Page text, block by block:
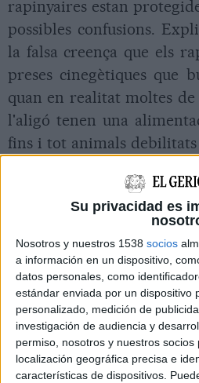
Su privacidad es
Nosotros y nuestros 1538 socios
a información en un dispositivo,
datos personales, como
estándar enviada por un dispositivo
personalizado, medición de
investigación de audiencia y
permiso, nosotros y nuestros
localización geográfica precisa e
características de dispositivos.
rapinyaires estan
possibles confusions.
la falsa creença que els
preses cinegètiques que
quan en realitat moltes de
l'aligó tenen una
fins i tot animals
control d'espècies i de
gran interès fins i tot per
Minobis.
També es donen casos
com ara un mascarell, que
d'una barca o des de la
pot arribar fins i tot un